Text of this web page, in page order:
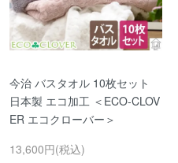
今治 バスタオル 10枚セット
日本製 エコ加工 ＜ECO-CLOV
ER エコクローバー＞
13,600円(税込)